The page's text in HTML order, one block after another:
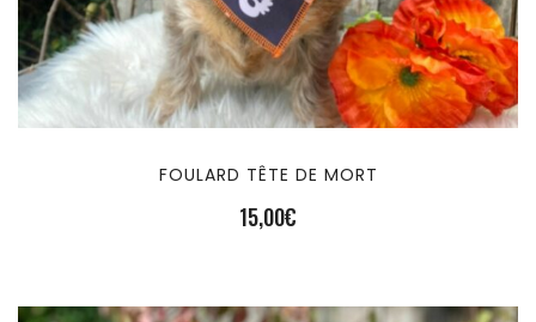
FOULARD TÊTE DE MORT
15,00€